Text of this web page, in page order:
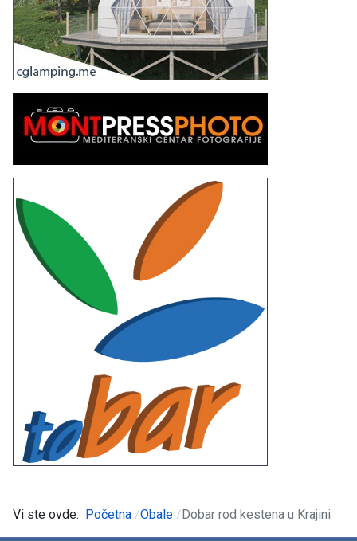
Vi ste ovde: Početna Obale Dobar rod kestena u Krajini